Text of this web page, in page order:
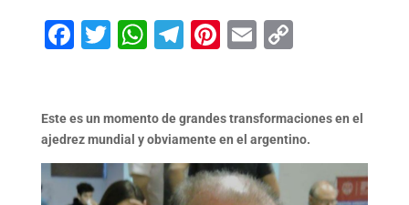
Facebook
Twitter
WhatsApp
Telegram
Pinterest
EmailCopy
Este es un momento de grandes transformaciones en el
ajedrez mundial y obviamente en el argentino.